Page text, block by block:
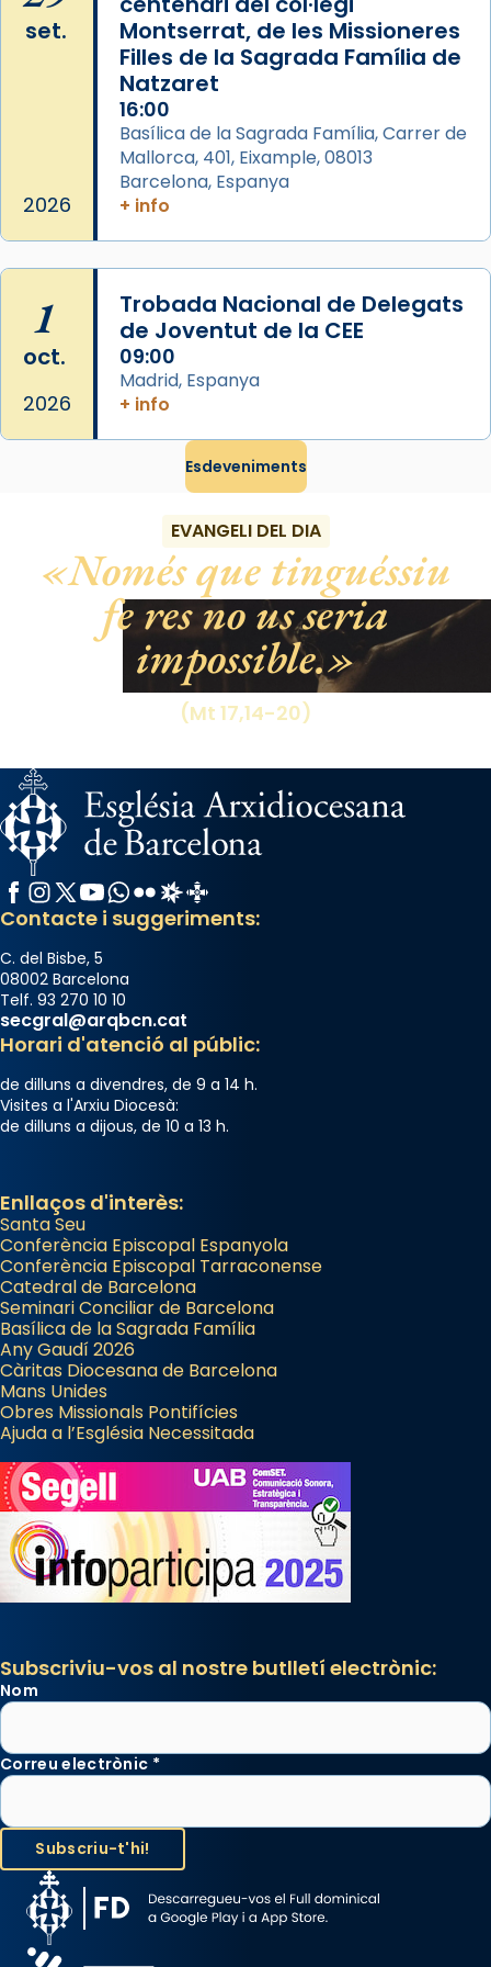
duració aproximada de tres hores. Després,
processó (recuperada el 1972) al voltant
del temple amb les relíquies de les santes.
Des de 1985 hi participa també un grup de
diablesses amb música i ball propis. Festa
gran a Mataró.
«Si vols saber què és calor, ves per les
Santes a Mataró»🥵.
set.
2026
Montserrat, de les Missioneres
Filles de la Sagrada Família de
Natzaret
16:00
Basílica de la Sagrada Família, Carrer de
Mallorca, 401, Eixample, 08013
Barcelona, Espanya
+ info
1
oct.
2026
Trobada Nacional de Delegats
de Joventut de la CEE
09:00
Madrid, Espanya
+ info
Esdeveniments
EVANGELI DEL DIA
Només que tinguéssiu
fe res no us seria
impossible.
(Mt 17,14-20)
Facebook
Instagram
X / Twitter
YouTube
WhatsApp
FlickrRadio Estel
Catalunya Cristiana
Contacte i suggeriments:
C. del Bisbe, 5
08002 Barcelona
Telf. 93 270 10 10
secgral@arqbcn.cat
Horari d'atenció al públic:
de dilluns a divendres, de 9 a 14 h.
Visites a l'Arxiu Diocesà:
de dilluns a dijous, de 10 a 13 h.
Enllaços d'interès:
Santa Seu
Conferència Episcopal Espanyola
Conferència Episcopal Tarraconense
Catedral de Barcelona
Seminari Conciliar de Barcelona
Basílica de la Sagrada Família
Any Gaudí 2026
Càritas Diocesana de Barcelona
Mans Unides
Obres Missionals Pontifícies
Ajuda a l’Església Necessitada
Subscriviu-vos al nostre butlletí electrònic:
Nom
Correu electrònic *